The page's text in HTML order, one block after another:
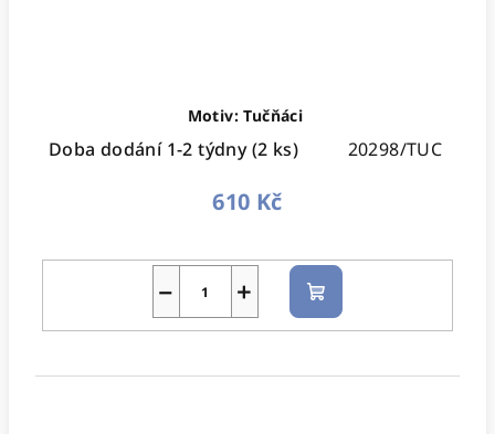
Motiv: Tučňáci
Doba dodání 1-2 týdny(2 ks) 20298/TUC
610 Kč
+
− Do
košíku